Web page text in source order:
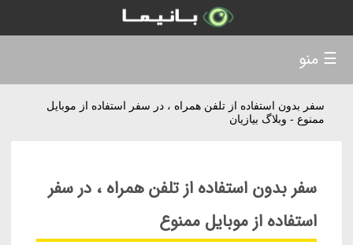
سفر بدون استفاده از تلفن همراه ، در سفر استفاده از موبایل
ممنوع - وبلاگ بیازیان
سفر بدون استفاده از تلفن همراه ، در سفر
استفاده از موبایل ممنوع
☰ منو